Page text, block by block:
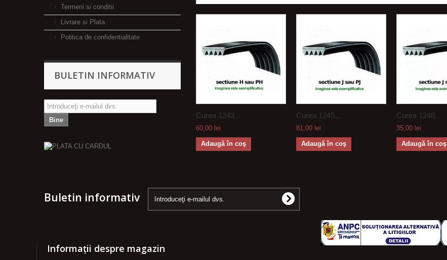
Termeni si conditii
Livrare si Plata
Politica de confidentialitate
BULETIN INFORMATIV
Bine
Curea 1243...
60,00 lei
Adaugă în coş
Curea 1245...
81,00 lei
Adaugă în coş
Curea 1248...
35,00 lei
Adaugă în coş
Buletin informativ
Informații despre magazin